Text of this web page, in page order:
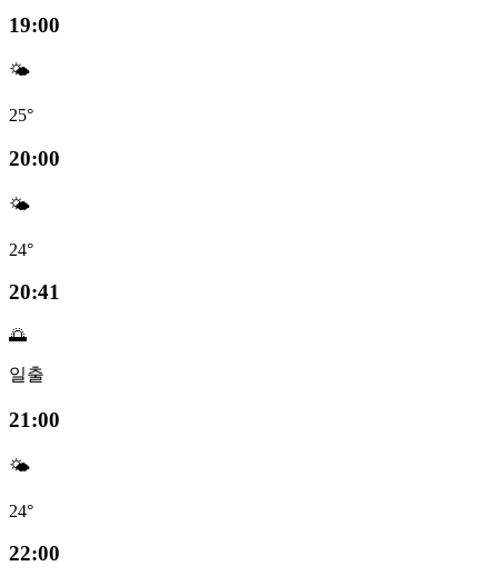
19:00
🌤️
25°
20:00
🌤️
24°
20:41
🌅
일출
21:00
🌤️
24°
22:00